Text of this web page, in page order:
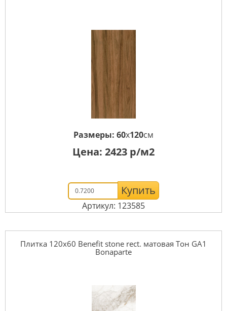
Размеры: 60x120см
Цена: 2423 р/м2
Купить
Артикул: 123585
Плитка 120x60 Benefit stone rect. матовая Тон GA1
Bonaparte